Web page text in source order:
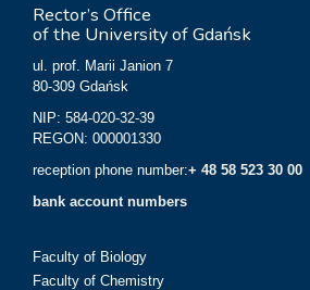
Rector’s Office
of the University of Gdańsk
ul. prof. Marii Janion 7
80-309 Gdańsk
NIP: 584-020-32-39
REGON: 000001330
reception phone number:+ 48 58 523 30 00
bank account numbers
Faculty of Biology
Faculty of Chemistry